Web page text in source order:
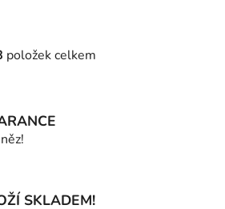
O
á
p
položek celkem
SKLADEM!